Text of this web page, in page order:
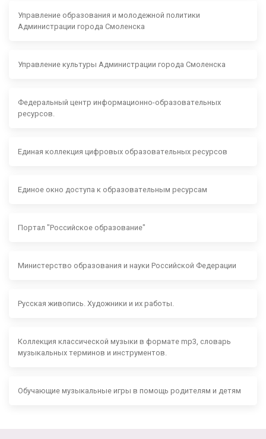
Управление образования и молодежной политики
Администрации города Смоленска
Управление культуры Администрации города Смоленска
Федеральный центр информационно-образовательных
ресурсов.
Единая коллекция цифровых образовательных ресурсов
Единое окно доступа к образовательным ресурсам
Портал "Российское образование"
Министерство образования и науки Российской Федерации
Русская живопись. Художники и их работы.
Коллекция классической музыки в формате mp3, словарь
музыкальных терминов и инструментов.
Обучающие музыкальные игры в помощь родителям и детям